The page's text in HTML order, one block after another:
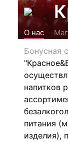
О нас
Бонусная
напитков
питания
изделия),